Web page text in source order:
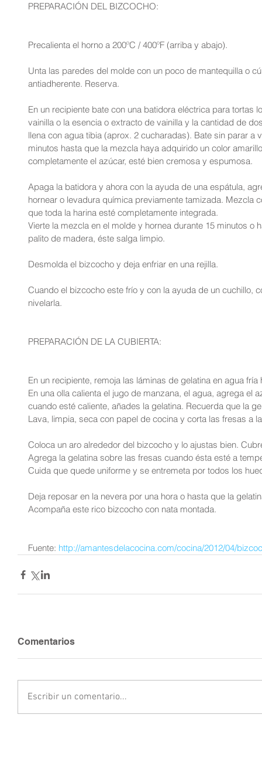
PREPARACIÓN DEL BIZCOCHO:
Precalienta el horno a 200ºC / 400ºF (arriba y abajo).
Unta las paredes del molde con un poco de mantequilla o
antiadherente. Reserva.
En un recipiente bate con una batidora eléctrica para tortas
vainilla o la esencia o extracto de vainilla y la cantidad de
llena con agua tibia (aprox. 2 cucharadas). Bate sin parar a
minutos hasta que la mezcla haya adquirido un color
completamente el azúcar, esté bien cremosa y espumosa.
Apaga la batidora y ahora con la ayuda de una espátula,
hornear o levadura química previamente tamizada. Mezcla
que toda la harina esté completamente integrada.
Vierte la mezcla en el molde y hornea durante 15 minutos o
palito de madera, éste salga limpio.
Desmolda el bizcocho y deja enfriar en una rejilla.
Cuando el bizcocho este frío y con la ayuda de un cuchillo,
nivelarla.
PREPARACIÓN DE LA CUBIERTA:
En un recipiente, remoja las láminas de gelatina en agua
En una olla calienta el jugo de manzana, el agua, agrega el
cuando esté caliente, añades la gelatina. Recuerda que la
Lava, limpia, seca con papel de cocina y corta las fresas a
Coloca un aro alrededor del bizcocho y lo ajustas bien.
Agrega la gelatina sobre las fresas cuando ésta esté a
Cuida que quede uniforme y se entremeta por todos los
Deja reposar en la nevera por una hora o hasta que la
Acompaña este rico bizcocho con nata montada.
Fuente: http://amantesdelacocina.com/cocina/2012/04/
Comentarios
Escribir un comentario...